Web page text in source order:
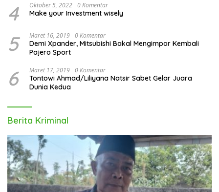
4 Oktober 5, 2022 0 Komentar
Make your Investment wisely
5 Maret 16, 2019 0 Komentar
Demi Xpander, Mitsubishi Bakal Mengimpor Kembali
Pajero Sport
6 Maret 17, 2019 0 Komentar
Tontowi Ahmad/Liliyana Natsir Sabet Gelar Juara
Dunia Kedua
Berita Kriminal